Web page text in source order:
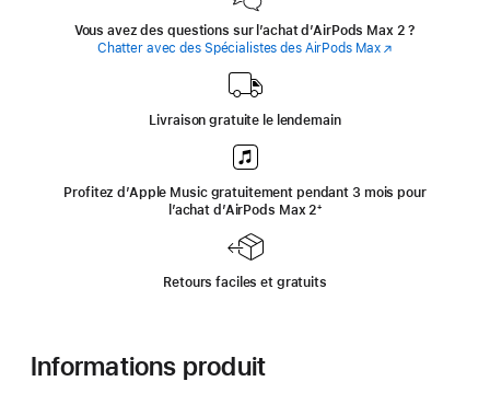
Vous avez des questions sur l’achat d’AirPods Max 2 ?
Chatter avec des Spécialistes des AirPods Max(s’ouvre
Livraison gratuite le lendemain
Profitez d’Apple Music gratuitement pendant 3 mois pour
l’achat d’AirPods Max 2‍Note
page
‍⁺
Retours faciles et gratuits
Informations produit